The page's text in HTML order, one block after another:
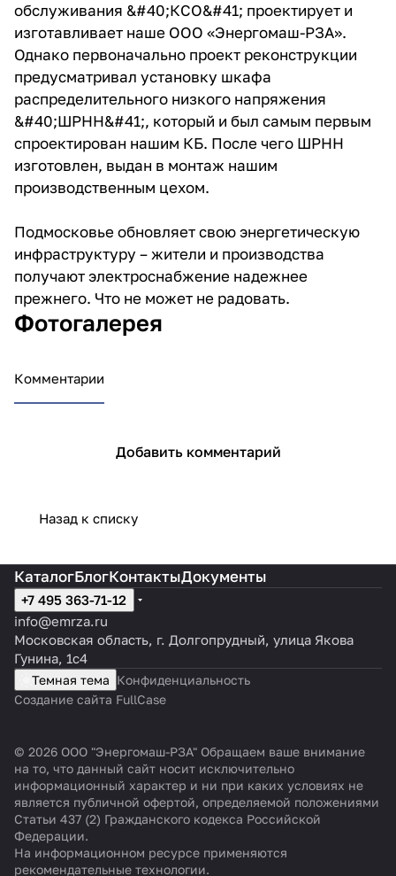
обслуживания &#40;КСО&#41; проектирует и
изготавливает наше ООО «Энергомаш-РЗА».
Однако первоначально проект реконструкции
предусматривал установку шкафа
распределительного низкого напряжения
&#40;ШРНН&#41;, который и был самым первым
спроектирован нашим КБ. После чего ШРНН
изготовлен, выдан в монтаж нашим
производственным цехом.
Подмосковье обновляет свою энергетическую
инфраструктуру – жители и производства
получают электроснабжение надежнее
прежнего. Что не может не радовать.
Фотогалерея
Комментарии
Добавить комментарий
Назад к списку
КаталогБлогКонтактыДокументы
+7 495 363-71-12
info@emrza.ru
Московская область, г. Долгопрудный, улица Якова
Гунина, 1с4
Темная тема Конфиденциальность
Создание сайта FullCase
© 2026 ООО "Энергомаш-РЗА" Обращаем ваше внимание
на то, что данный сайт носит исключительно
информационный характер и ни при каких условиях не
является публичной офертой, определяемой положениями
Статьи 437 (2) Гражданского кодекса Российской
Федерации.
На информационном ресурсе применяются
рекомендательные технологии.